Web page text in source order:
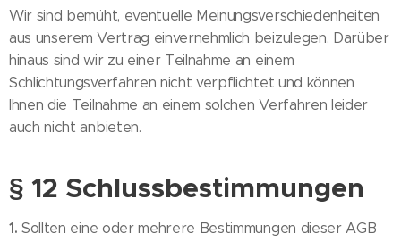
Wir sind bemüht, eventuelle Meinungsverschiedenheiten
aus unserem Vertrag einvernehmlich beizulegen. Darüber
hinaus sind wir zu einer Teilnahme an einem
Schlichtungsverfahren nicht verpflichtet und können
Ihnen die Teilnahme an einem solchen Verfahren leider
auch nicht anbieten.
§ 12 Schlussbestimmungen
1. Sollten eine oder mehrere Bestimmungen dieser AGB